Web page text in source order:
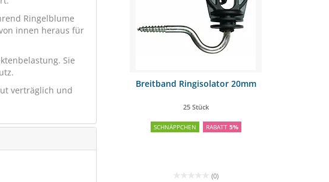
Ringelblume
innen heraus für
Sie
verträglich und
SPARE€ 5,00
Breitband Ringisolator 20mm
25 Stück
SCHNÄPPCHEN RABATT 5%
(0)